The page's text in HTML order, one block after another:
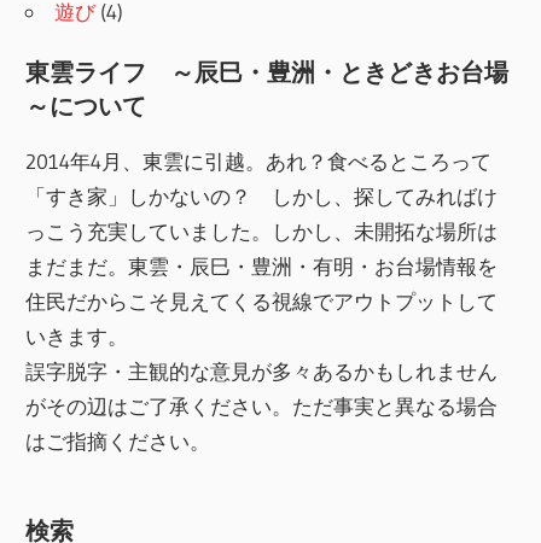
遊び (4)
東雲ライフ ～辰巳・豊洲・ときどきお台場
～について
2014年4月、東雲に引越。あれ？食べるところって
「すき家」しかないの？ しかし、探してみればけ
っこう充実していました。しかし、未開拓な場所は
まだまだ。東雲・辰巳・豊洲・有明・お台場情報を
住民だからこそ見えてくる視線でアウトプットして
いきます。
誤字脱字・主観的な意見が多々あるかもしれません
がその辺はご了承ください。ただ事実と異なる場合
はご指摘ください。
検索